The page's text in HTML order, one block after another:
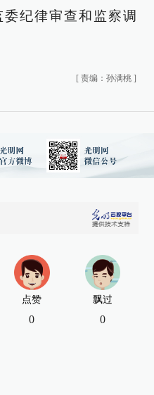
纪律审查和监察调
[ 责编：孙满桃 ]
点赞
0
飘过
0